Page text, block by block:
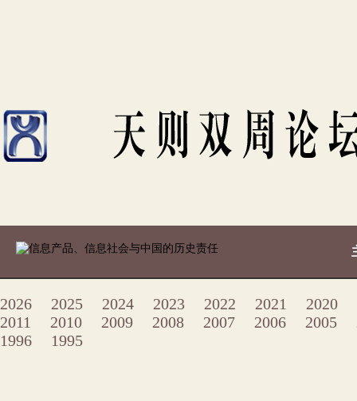
2026 2025 2024 2023 2022 2021
2020
2011
2010 2009 2008 2007 2006 2005
1996
1995